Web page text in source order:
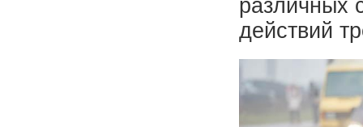
различных
действий